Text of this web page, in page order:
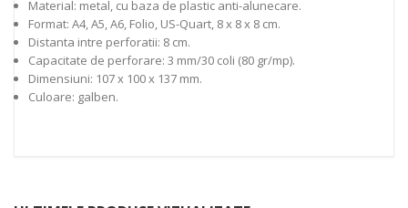
Material: metal, cu baza de plastic anti-alunecare.
Format: A4, A5, A6, Folio, US-Quart, 8 x 8 x 8 cm.
Distanta intre perforatii: 8 cm.
Capacitate de perforare: 3 mm/30 coli (80 gr/mp).
Dimensiuni: 107 x 100 x 137 mm.
Culoare: galben.